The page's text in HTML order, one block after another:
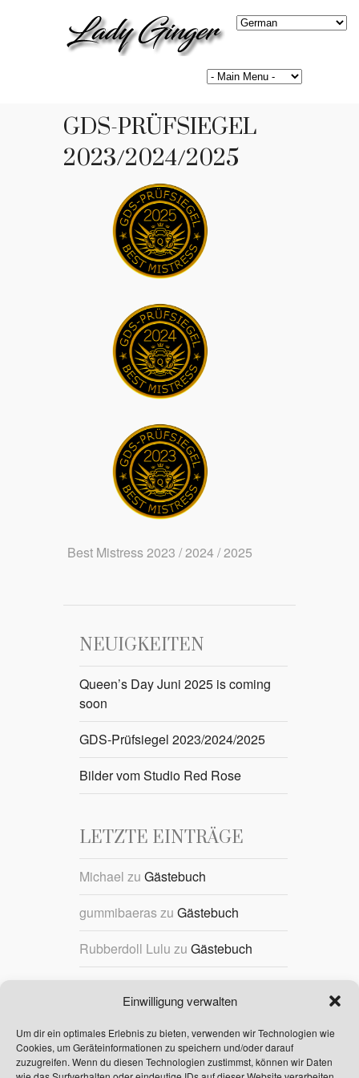
Einwilligung verwalten
Um dir ein optimales Erlebnis zu bieten, verwenden wir Technologien wie
Cookies, um Geräteinformationen zu speichern und/oder darauf
zuzugreifen. Wenn du diesen Technologien zustimmst, können wir Daten
GDS-PRÜFSIEGEL
2023/2024/2025
Best Mistress 2023 / 2024 / 2025
NEUIGKEITEN
Queen’s Day Juni 2025 is coming
soon
GDS-Prüfsiegel 2023/2024/2025
Bilder vom Studio Red Rose
LETZTE EINTRÄGE
Michael zu Gästebuch
gummibaeraszu Gästebuch
Rubberdoll Lulu zu Gästebuch